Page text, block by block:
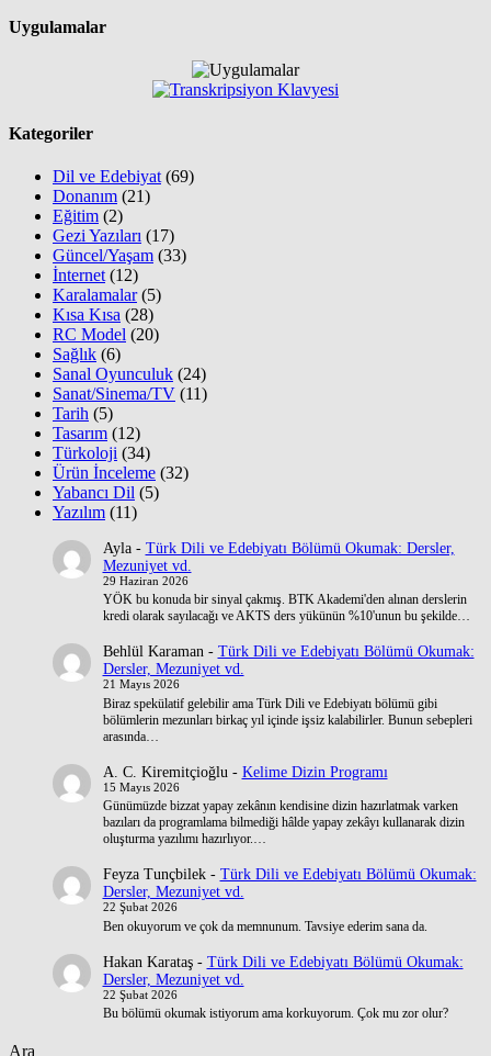
Uygulamalar
Kategoriler
Dil ve Edebiyat (69)
Donanım (21)
Eğitim (2)
Gezi Yazıları (17)
Güncel/Yaşam (33)
İnternet (12)
Karalamalar(5)
Kısa Kısa (28)
RC Model (20)
Sağlık (6)
Sanal Oyunculuk (24)
Sanat/Sinema/TV (11)
Tarih (5)
Tasarım (12)
Türkoloji (34)
Ürün İnceleme (32)
Yabancı Dil (5)
Yazılım (11)
Ayla- Türk Dili ve Edebiyatı Bölümü Okumak: Dersler,
Mezuniyet vd.
29 Haziran 2026
YÖK bu konuda bir sinyal çakmış. BTK Akademi'den alınan derslerin
kredi olarak sayılacağı ve AKTS ders yükünün %10'unun bu şekilde…
Behlül Karaman- Türk Dili ve Edebiyatı Bölümü Okumak:
Dersler, Mezuniyet vd.
21 Mayıs 2026
Biraz spekülatif gelebilir ama Türk Dili ve Edebiyatı bölümü gibi
bölümlerin mezunları birkaç yıl içinde işsiz kalabilirler. Bunun sebepleri
arasında…
A. C. Kiremitçioğlu - Kelime Dizin Programı
15 Mayıs 2026
Günümüzde bizzat yapay zekânın kendisine dizin hazırlatmak varken
bazıları da programlama bilmediği hâlde yapay zekâyı kullanarak dizin
oluşturma yazılımı hazırlıyor.…
Feyza Tunçbilek- Türk Dili ve Edebiyatı Bölümü Okumak:
Dersler, Mezuniyet vd.
22 Şubat 2026
Ben okuyorum ve çok da memnunum. Tavsiye ederim sana da.
Hakan Karataş- Türk Dili ve Edebiyatı Bölümü Okumak:
Dersler, Mezuniyet vd.
22 Şubat 2026
Bu bölümü okumak istiyorum ama korkuyorum. Çok mu zor olur?
Ara